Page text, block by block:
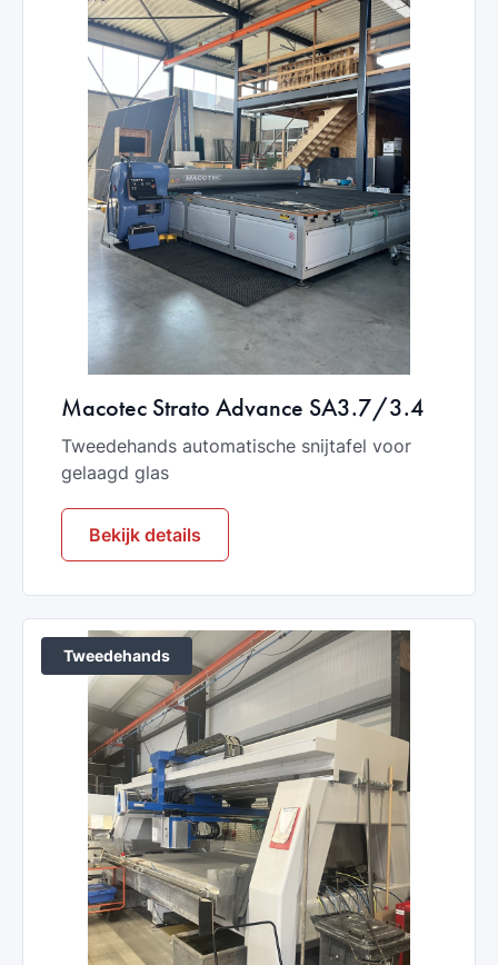
Macotec Strato Advance SA3.7/3.4
Tweedehands automatische snijtafel voor
gelaagd glas
Bekijk details
Tweedehands